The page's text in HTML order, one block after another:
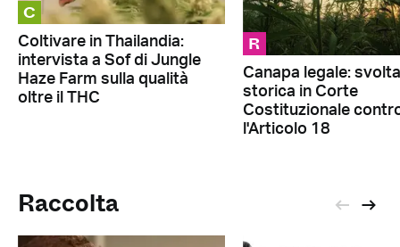
C
Coltivare in Thailandia:
intervista a Sof di Jungle
Haze Farm sulla qualità
oltre il THC
R
Canapa legale: svolta
storica in Corte
Costituzionale
l'Articolo 18
Raccolta